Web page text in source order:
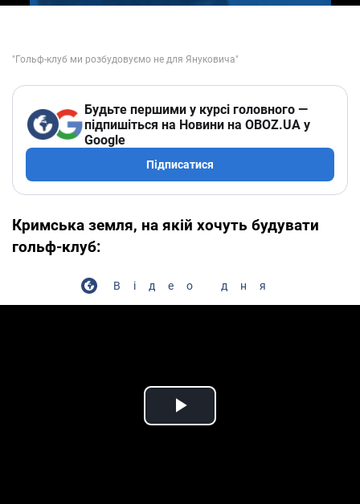
Будьте першими у курсі головного —
підпишіться на Новини на OBOZ.UA у
Google
Підписатися
Кримська земля, на якій хочуть будувати
гольф-клуб:
Відео дня
Play Video